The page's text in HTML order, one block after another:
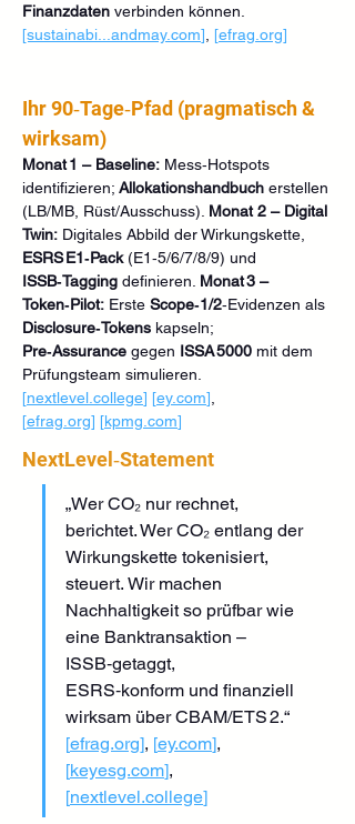
Finanzdaten verbinden können.
[sustainabi... andmay.com] [efrag.org]
Ihr 90‑Tage‑Pfad (pragmatisch &
wirksam)
Monat 1 – Baseline: Mess‑Hotspots
identifizieren; Allokationshandbuch erstellen
(LB/MB, Rüst/Ausschuss). Monat 2 – Digital
Twin: Digitales Abbild der Wirkungskette,
ESRS E1‑Pack (E1‑5/6/7/8/9) und
ISSB‑Tagging definieren. Monat 3 –
Token‑Pilot: Erste Scope‑1/2‑Evidenzen als
Disclosure‑Tokens kapseln;
Pre‑Assurance gegen ISSA 5000 mit dem
Prüfungsteam simulieren.
[nextlevel.college] [ey.com]
[efrag.org] [kpmg.com]
NextLevel‑Statement
„Wer CO₂ nur rechnet,
berichtet. Wer CO₂ entlang der
Wirkungskette tokenisiert,
steuert. Wir machen
Nachhaltigkeit so prüfbar wie
eine Banktransaktion –
ISSB‑getaggt,
ESRS‑konform und finanziell
wirksam über CBAM/ETS 2.“
[efrag.org], [ey.com],
[keyesg.com],
[nextlevel.college]